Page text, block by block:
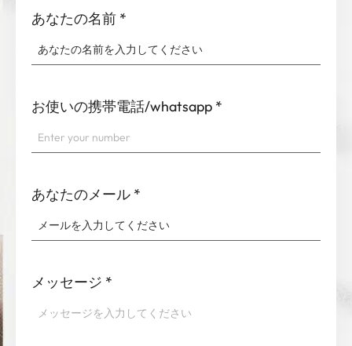
あなたの名前 *
お使いの携帯電話/whatsapp *
あなたのメール *
メッセージ *